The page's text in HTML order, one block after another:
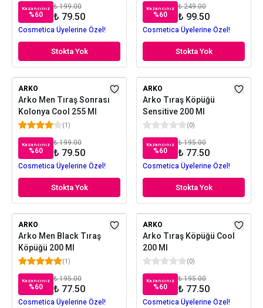
Kazancınız
%60
₺ 199.00
₺ 79.50
Cosmetica Üyelerine Özel!
Stokta Yok
Kazancınız
%60
₺ 249.00
₺ 99.50
Cosmetica Üyelerine Özel!
Stokta Yok
ARKO
Arko Men Tıraş Sonrası
Kolonya Cool 255 Ml
(1)
Kazancınız
%60
₺ 199.00
₺ 79.50
Cosmetica Üyelerine Özel!
Stokta Yok
ARKO
Arko Tıraş Köpüğü
Sensitive 200 Ml
(0)
Kazancınız
%60
₺ 195.00
₺ 77.50
Cosmetica Üyelerine Özel!
Stokta Yok
ARKO
Arko Men Black Tıraş
Köpüğü 200 Ml
(1)
Kazancınız
%60
₺ 195.00
₺ 77.50
Cosmetica Üyelerine Özel!
ARKO
Arko Tıraş Köpüğü Cool
200 Ml
(0)
Kazancınız
%60
₺ 195.00
₺ 77.50
Cosmetica Üyelerine Özel!